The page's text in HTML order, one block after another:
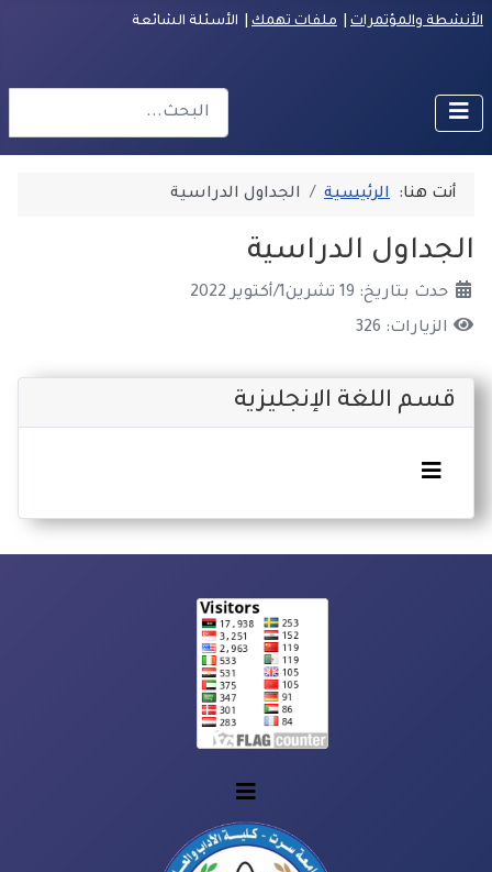
الأنشطة والمؤتمرات ملفات تهمك | الأسئلة الشائعة
قسم اللغة الإنجليزية
أنت هنا: الرئيسية الجداول الدراسية
الجداول الدراسية
حدث بتاريخ: 19 تشرين1/أكتوير 2022
الزيارات: 326